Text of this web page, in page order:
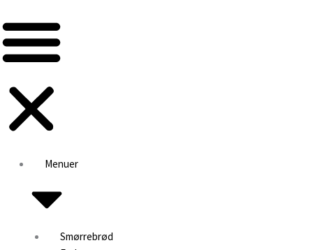
Menuer
Smørrebrød